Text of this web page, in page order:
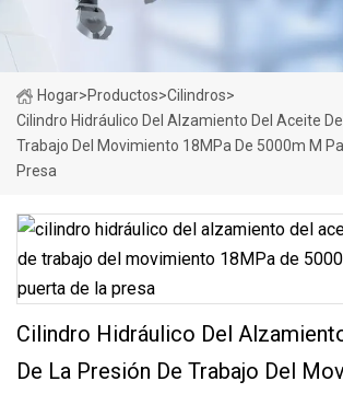
Hogar>Productos>Cilindros>
Cilindro Hidráulico Del Alzamiento Del Aceite
Trabajo Del Movimiento 18MPa De 5000m M
Presa
Cilindro Hidráulico Del
De La Presión De Trabajo Del